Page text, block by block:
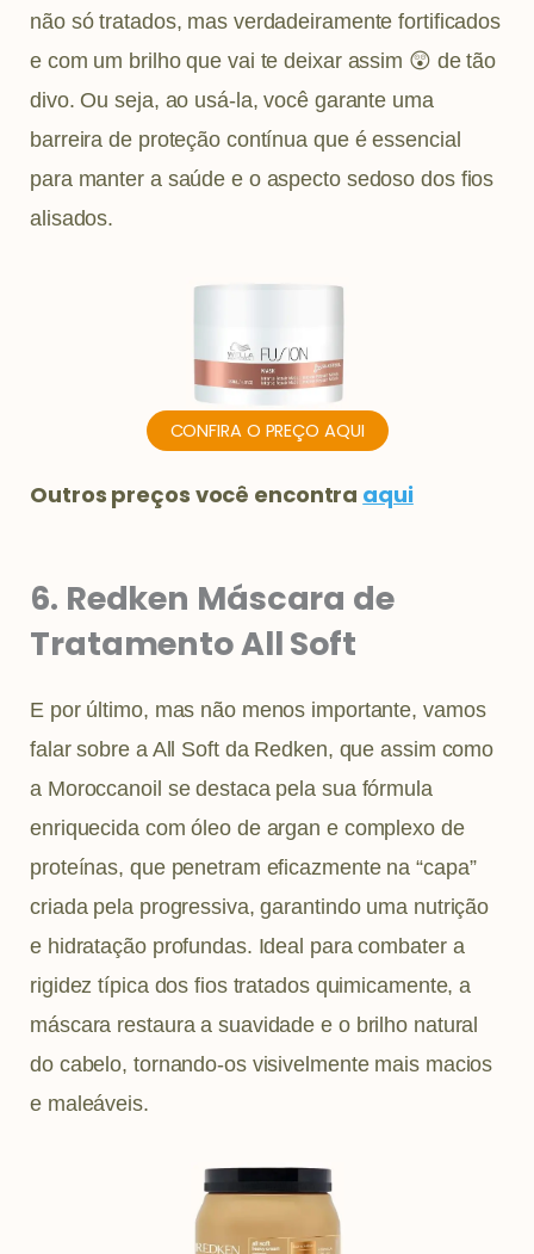
não só tratados, mas verdadeiramente fortificados
e com um brilho que vai te deixar assim 😲 de tão
divo. Ou seja, ao usá-la, você garante uma
barreira de proteção contínua que é essencial
para manter a saúde e o aspecto sedoso dos fios
alisados.
CONFIRA O PREÇO AQUI
Outros preços você encontra aqui
6. Redken Máscara de
Tratamento All Soft
E por último, mas não menos importante, vamos
falar sobre a All Soft da Redken, que assim como
a Moroccanoil se destaca pela sua fórmula
enriquecida com óleo de argan e complexo de
proteínas, que penetram eficazmente na “capa”
criada pela progressiva, garantindo uma nutrição
e hidratação profundas. Ideal para combater a
rigidez típica dos fios tratados quimicamente, a
máscara restaura a suavidade e o brilho natural
do cabelo, tornando-os visivelmente mais macios
e maleáveis.